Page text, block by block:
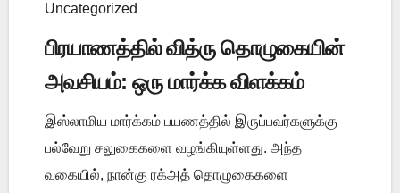
Uncategorized
பிரயாணத்தில் வித்ரு தொழுகையின்
அவசியம்: ஒரு மார்க்க விளக்கம்
இஸ்லாமிய மார்க்கம் பயணத்தில் இருப்பவர்களுக்கு
பல்வேறு சலுகைகளை வழங்கியுள்ளது. அந்த
வகையில், நான்கு ரக்அத் தொழுகைகளை